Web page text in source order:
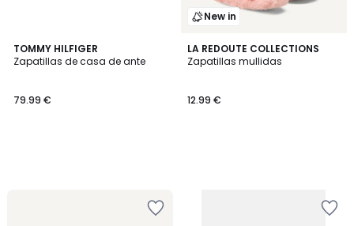
TOMMY HILFIGER
Zapatillas de casa de ante
79.99 €
New in
LA REDOUTE COLLECTIONS
Zapatillas mullidas
12.99 €